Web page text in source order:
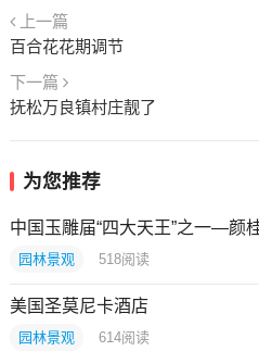
上一篇
百合花花期调节
下一篇
抚松万良镇村庄靓了
为您推荐
中国玉雕届“四大天王”之一—颜
园林景观 518阅读
美国圣莫尼卡酒店
园林景观 614阅读